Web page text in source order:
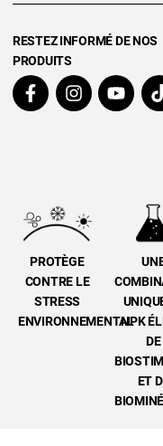
RESTEZ INFORMÉ DE NOS
PRODUITS
PROTÈGE
CONTRE LE
STRESS
ENVIRONNEMENTALNPK
DE
ET